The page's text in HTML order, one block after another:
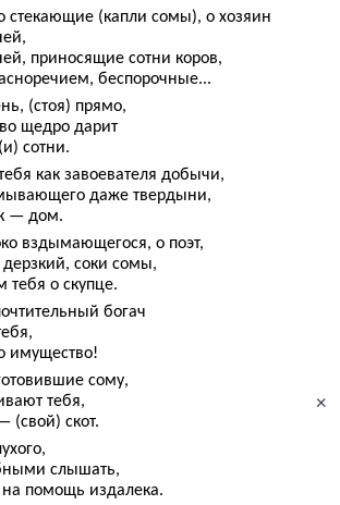
×
(капли сомы), о хозяин
приносящие сотни коров,
беспорочные...
(стоя) прямо,
щедро дарит
сотни.
как завоевателя добычи,
даже твердыни,
— дом.
вздымающегося, о поэт,
дерзкий, соки сомы,
тебя о скупце.
богач
имущество!
сому,
тебя,
(свой) скот.
слышать,
помощь издалека.